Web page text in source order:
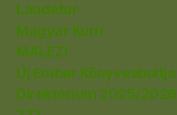
Laudetur
Magyar Kurír
MALEZI
Új Ember Könyvesboltja
Direktórium 2025/2026